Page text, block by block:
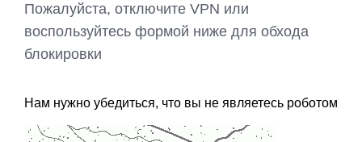
Пожалуйста, отключите VPN или
воспользуйтесь формой ниже для обхода
блокировки
Нам нужно убедиться, что вы не являетесь роботом